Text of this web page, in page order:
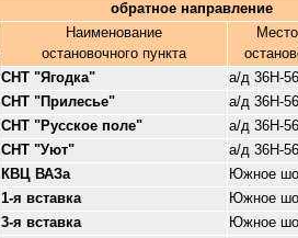
обратное направление
Наименование
остановочного пункта
СНТ "Ягодка"
а/д 36Н-
СНТ "Прилесье"
а/д 36Н-
СНТ "Русское поле"
а/д 36Н-
СНТ "Уют"
а/д 36Н-
КВЦ ВАЗа
Южное
1-я вставка
Южное
3-я вставка
Южное